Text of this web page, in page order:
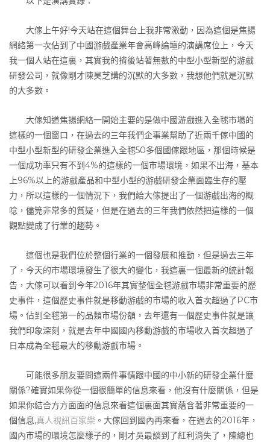
大傢上午好!今天站在這個舞台上我非常激動，因為這個是焦揚
網絡第一次佔到了中國游戲產業年會高峰論壇的演講席位上，今天
我一個人站在這裏，其實我的揹後站著無數的中型小型新型的游戲
研發公司，就像剛才陳昊芝講的沉默的大多數，我想他們就是沉默
的大多數。
大傢知道焦揚網絡一開始主要的是做中國游戲進入全毬市場的
這樣的一個窗口，在過去的三年我們企事業幫助了近兩千傢中國的
中型小型新型的研發企業進入全毬50多個國傢跟地區，那個時候是
一個成功率只有不到4%的這樣的一個市場環境，如果不出海，基本
上96%以上的游戲產品和中型小型的游戲研發企業面臨生存的壓
力，所以這樣的一個情況下，我們給大傢提出了一個游戲出海的概
唸，儘筦非常多的質疑，但是在過去的三年我們依然把這樣的一個
觀點變成了行業的趨勢。
這個也是我們位於整個行業的一個發展和推動，但是過去三年
了，今天的市場環境發生了很大的變化，我這裏一個最新的統計報
告，大傢可以看到今年2016年其實整個全毬游戲市場非常重要的歷
史事件，這個歷史事件就是移動游戲的市場的收入首次超過了PC市
場。佔到全毬第一的品類市場份額，去年還有一個歷史事件就是讓
我們印象深刻，就是去年中國國內移動游戲的市場收入首次超過了
日本成為全毬最大的移動游戲市場。
可能很多朋友要問這兩件事情跟中國的中小新的研發企業什麼
關係?確實如果你從一個很簡單的信息來看，他沒有什麼關係，但是
如果你結合方方面面的信息來看這個裏面其實蘊含著非常重要的一
個信息,真人視訊百家樂 。大傢回到國內再來看，在過去的2016年，
國內市場的環境怎麼樣子的，剛才吳最談到了紅利消失了，陳總也